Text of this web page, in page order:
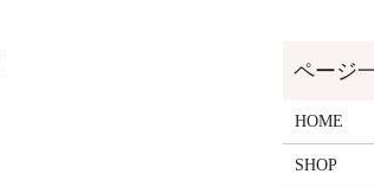
HOME
SHOP